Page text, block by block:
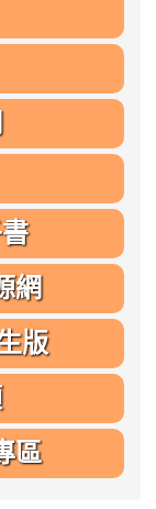
網
版
區